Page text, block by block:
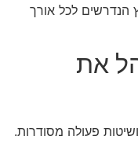
הנדרשים לכל אורך
את
פעולה מסודרות.